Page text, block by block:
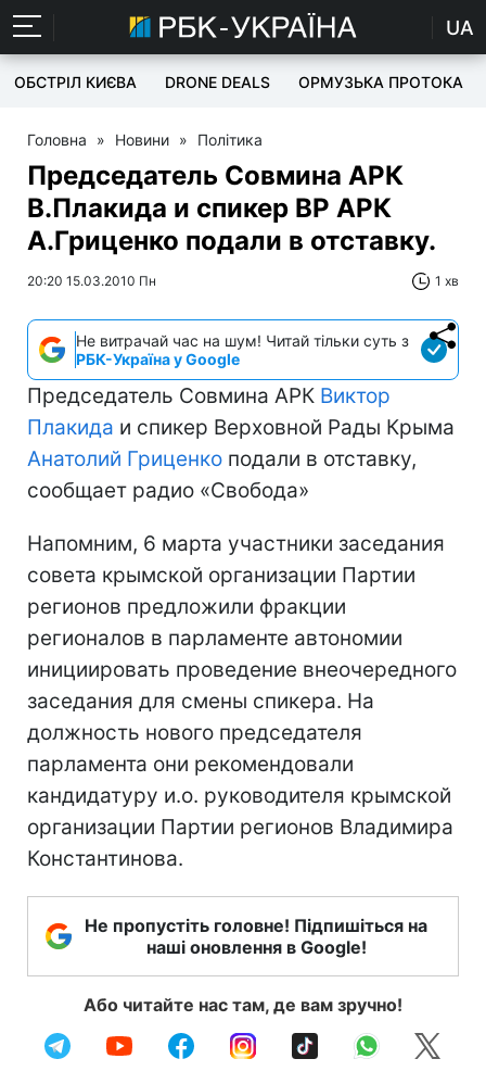
UA
ОБСТРІЛ КИЄВА DRONE DEALS ОРМУЗЬКА ПРОТОКА
Головна » Новини » Політика
Председатель Совмина АРК
В.Плакида и спикер ВР АРК
А.Гриценко подали в отставку.
20:20 15.03.2010 Пн 1 хв
Не витрачай час на шум! Читай тільки суть з
РБК-Україна у Google
Председатель Совмина АРК Виктор
Плакида и спикер Верховной Рады Крыма
Анатолий Гриценко подали в отставку,
сообщает радио «Свобода»
Напомним, 6 марта участники заседания
совета крымской организации Партии
регионов предложили фракции
регионалов в парламенте автономии
инициировать проведение внеочередного
заседания для смены спикера. На
должность нового председателя
парламента они рекомендовали
кандидатуру и.о. руководителя крымской
организации Партии регионов Владимира
Константинова.
Не пропустіть головне! Підпишіться на
наші оновлення в Google!
Або читайте нас там, де вам зручно!